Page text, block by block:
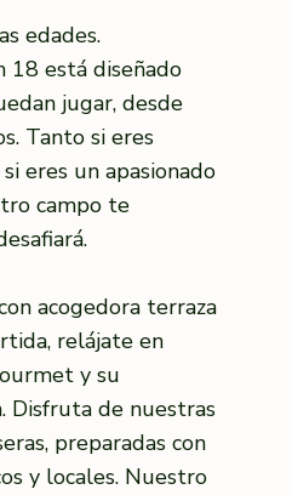
edades.
18 está diseñado
jugar, desde
Tanto si eres
eres un apasionado
campo te
acogedora terraza
relájate en
y su
Disfruta de nuestras
preparadas con
y locales. Nuestro